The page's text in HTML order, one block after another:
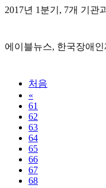
2017년 1분기, 7개 기관
에이블뉴스, 한국장애
처음
«
61
62
63
64
65
66
67
68